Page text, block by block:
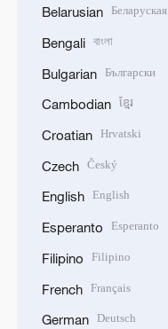
Belarusian Беларуская
Bengali বাংলা
Bulgarian Български
Cambodian ខ្មែរ
Croatian Hrvatski
Czech Český
English English
Esperanto Esperanto
Filipino Filipino
French Français
German Deutsch